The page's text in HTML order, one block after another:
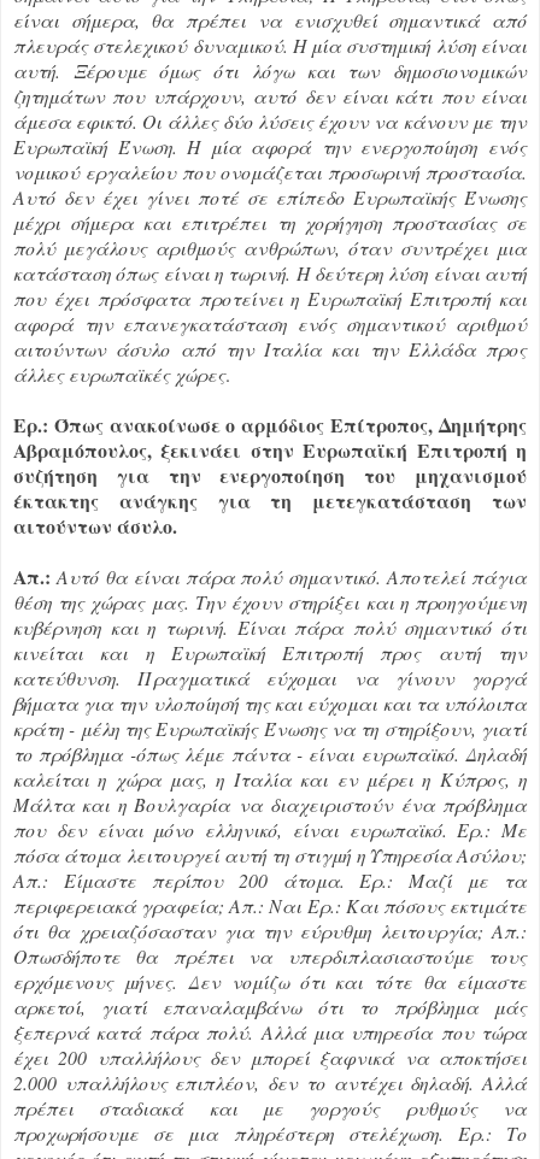
είναι σήμερα, θα πρέπει να ενισχυθεί σημαντικά από
πλευράς στελεχικού δυναμικού. Η μία συστημική λύση είναι
αυτή. Ξέρουμε όμως ότι λόγω και των δημοσιονομικών
ζητημάτων που υπάρχουν, αυτό δεν είναι κάτι που είναι
άμεσα εφικτό. Οι άλλες δύο λύσεις έχουν να κάνουν με την
Ευρωπαϊκή Ένωση. Η μία αφορά την ενεργοποίηση ενός
νομικού εργαλείου που ονομάζεται προσωρινή προστασία.
Αυτό δεν έχει γίνει ποτέ σε επίπεδο Ευρωπαϊκής Ένωσης
μέχρι σήμερα και επιτρέπει τη χορήγηση προστασίας σε
πολύ μεγάλους αριθμούς ανθρώπων, όταν συντρέχει μια
κατάσταση όπως είναι η τωρινή. Η δεύτερη λύση είναι αυτή
που έχει πρόσφατα προτείνει η Ευρωπαϊκή Επιτροπή και
αφορά την επανεγκατάσταση ενός σημαντικού αριθμού
αιτούντων άσυλο από την Ιταλία και την Ελλάδα προς
άλλες ευρωπαϊκές χώρες.
Ερ.: Όπως ανακοίνωσε ο αρμόδιος Επίτροπος, Δημήτρης
Αβραμόπουλος, ξεκινάει στην Ευρωπαϊκή Επιτροπή η
συζήτηση για την ενεργοποίηση του μηχανισμού
έκτακτης ανάγκης για τη μετεγκατάσταση των
αιτούντων άσυλο.
Απ.: Αυτό θα είναι πάρα πολύ σημαντικό. Αποτελεί πάγια
θέση της χώρας μας. Την έχουν στηρίξει και η προηγούμενη
κυβέρνηση και η τωρινή. Είναι πάρα πολύ σημαντικό ότι
κινείται και η Ευρωπαϊκή Επιτροπή προς αυτή την
κατεύθυνση. Πραγματικά εύχομαι να γίνουν γοργά
βήματα για την υλοποίησή της και εύχομαι και τα υπόλοιπα
κράτη - μέλη της Ευρωπαϊκής Ένωσης να τη στηρίξουν, γιατί
το πρόβλημα -όπως λέμε πάντα - είναι ευρωπαϊκό. Δηλαδή
καλείται η χώρα μας, η Ιταλία και εν μέρει η Κύπρος, η
Μάλτα και η Βουλγαρία να διαχειριστούν ένα πρόβλημα
που δεν είναι μόνο ελληνικό, είναι ευρωπαϊκό. Ερ.: Με
πόσα άτομα λειτουργεί αυτή τη στιγμή η Υπηρεσία Ασύλου;
Απ.: Είμαστε περίπου 200 άτομα. Ερ.: Μαζί με τα
περιφερειακά γραφεία; Απ.: Ναι Ερ.: Και πόσους εκτιμάτε
ότι θα χρειαζόσασταν για την εύρυθμη λειτουργία; Απ.:
Οπωσδήποτε θα πρέπει να υπερδιπλασιαστούμε τους
ερχόμενους μήνες. Δεν νομίζω ότι και τότε θα είμαστε
αρκετοί, γιατί επαναλαμβάνω ότι το πρόβλημα μάς
ξεπερνά κατά πάρα πολύ. Αλλά μια υπηρεσία που τώρα
έχει 200 υπαλλήλους δεν μπορεί ξαφνικά να αποκτήσει
2.000 υπαλλήλους επιπλέον, δεν το αντέχει δηλαδή. Αλλά
πρέπει σταδιακά και με γοργούς ρυθμούς να
προχωρήσουμε σε μια πληρέστερη στελέχωση. Ερ.: Το